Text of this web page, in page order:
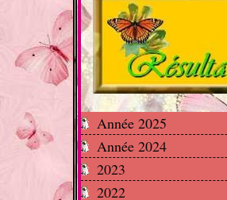
Année 2025
Année 2024
2023
2022